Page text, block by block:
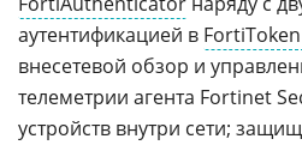
аутентификацией в
внесетевой обзор и
телеметрии агента Fortinet
устройств внутри сети;